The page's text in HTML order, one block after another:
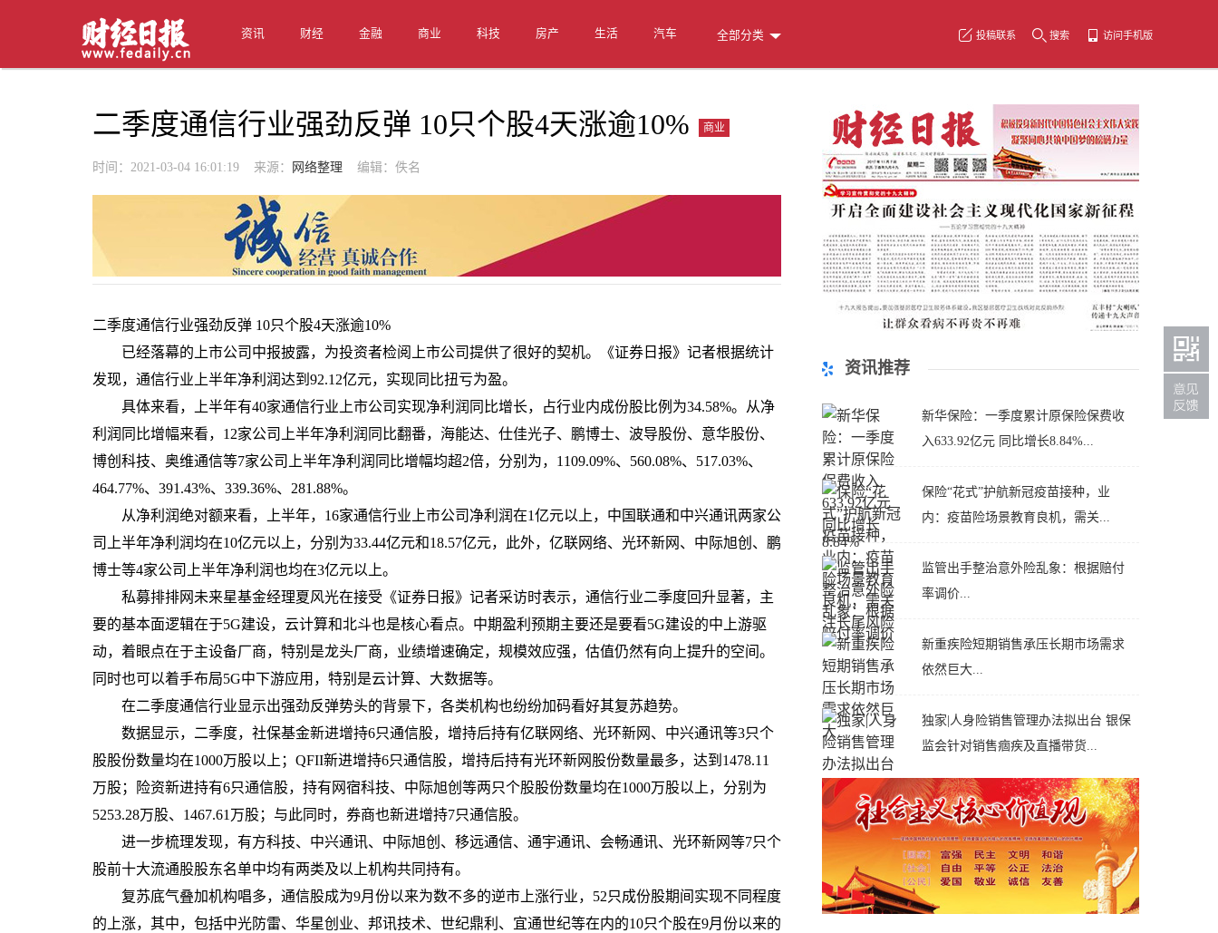
资讯 财经 金融 商业 科技 房产 生活 汽车 全部分类 访问手机版
搜索
投稿联系
二季度通信行业强劲反弹 10只个股4天涨逾10% 商业
时间：2021-03-04 16:01:19 来源： 网络整理 编辑：佚名
二季度通信行业强劲反弹 10只个股4天涨逾10%
已经落幕的上市公司中报披露，为投资者检阅上市公司提供了很好的契机。《证券日报》记者根据统计
发现，通信行业上半年净利润达到92.12亿元，实现同比扭亏为盈。
具体来看，上半年有40家通信行业上市公司实现净利润同比增长，占行业内成份股比例为34.58%。从净
利润同比增幅来看，12家公司上半年净利润同比翻番，海能达、仕佳光子、鹏博士、波导股份、意华股份、
博创科技、奥维通信等7家公司上半年净利润同比增幅均超2倍，分别为，1109.09%、560.08%、517.03%、
464.77%、391.43%、339.36%、281.88%。
从净利润绝对额来看，上半年，16家通信行业上市公司净利润在1亿元以上，中国联通和中兴通讯两家公
司上半年净利润均在10亿元以上，分别为33.44亿元和18.57亿元，此外，亿联网络、光环新网、中际旭创、鹏
博士等4家公司上半年净利润也均在3亿元以上。
私募排排网未来星基金经理夏风光在接受《证券日报》记者采访时表示，通信行业二季度回升显著，主
要的基本面逻辑在于5G建设，云计算和北斗也是核心看点。中期盈利预期主要还是要看5G建设的中上游驱
动，着眼点在于主设备厂商，特别是龙头厂商，业绩增速确定，规模效应强，估值仍然有向上提升的空间。
同时也可以着手布局5G中下游应用，特别是云计算、大数据等。
在二季度通信行业显示出强劲反弹势头的背景下，各类机构也纷纷加码看好其复苏趋势。
数据显示，二季度，社保基金新进增持6只通信股，增持后持有亿联网络、光环新网、中兴通讯等3只个
股股份数量均在1000万股以上；QFII新进增持6只通信股，增持后持有光环新网股份数量最多，达到1478.11
万股；险资新进持有6只通信股，持有网宿科技、中际旭创等两只个股股份数量均在1000万股以上，分别为
5253.28万股、1467.61万股；与此同时，券商也新进增持7只通信股。
进一步梳理发现，有方科技、中兴通讯、中际旭创、移远通信、通宇通讯、会畅通讯、光环新网等7只个
股前十大流通股股东名单中均有两类及以上机构共同持有。
复苏底气叠加机构唱多，通信股成为9月份以来为数不多的逆市上涨行业，52只成份股期间实现不同程度
的上涨，其中，包括中光防雷、华星创业、邦讯技术、世纪鼎利、宜通世纪等在内的10只个股在9月份以来的
资讯推荐
新华保险：一季度累计原保险保费收
入633.92亿元 同比增长8.84%...
保险“花式”护航新冠疫苗接种，业
内：疫苗险场景教育良机，需关...
监管出手整治意外险乱象：根据赔付
率调价...
新重疾险短期销售承压长期市场需求
依然巨大...
独家|人身险销售管理办法拟出台 银保
监会针对销售痼疾及直播带货...